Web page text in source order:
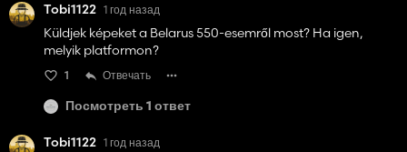
Tobi1122 1 год назад
Küldjek képeket a Belarus 550-esemről most? Ha igen,
melyik platformon?
1 Отвечать
Посмотреть 1 ответ
Tobi1122 1 год назад